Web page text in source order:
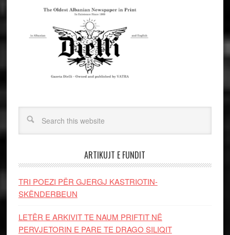
ARTIKUJT E FUNDIT
TRI POEZI PËR GJERGJ KASTRIOTIN-
SKËNDERBEUN
LETËR E ARKIVIT TE NAUM PRIFTIT NË
PERVJETORIN E PARE TE DRAGO SILIQIT